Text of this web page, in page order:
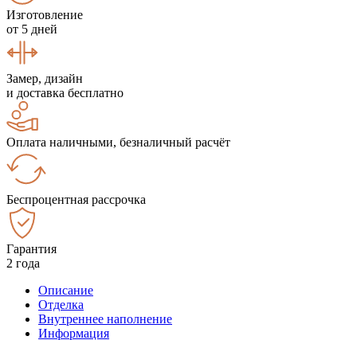
Изготовление
от 5 дней
Замер, дизайн
и доставка бесплатно
Оплата наличными, безналичный расчёт
Беспроцентная рассрочка
Гарантия
2 года
Описание
Отделка
Внутреннее наполнение
Информация